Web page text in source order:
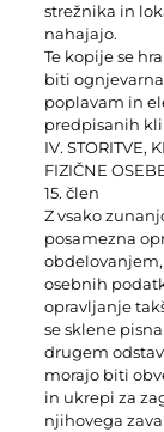
strežnika in
nahajajo.
Te kopije se
biti
poplavam in
predpisanih
IV. STORITVE,
FIZIČNE
15. člen
Z vsako
posamezna
osebnih
opravljanje
se sklene
drugem
morajo biti
in ukrepi za
njihovega